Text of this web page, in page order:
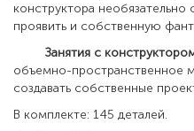
конструктора
проявить и собственную
Занятия с
объемно-пространственное
создавать собственные
В комплекте: 145 деталей.